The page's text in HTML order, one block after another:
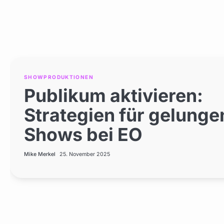
SHOWPRODUKTIONEN
Publikum aktivieren:
Strategien für
Shows bei EO
Mike Merkel 25. November 2025
SHOWPRODUKTIONEN
Licht- und
für Shows |
Outpost
Mike Merkel 25. November 2025
SHOWPRODUKTIONEN
EntertainmentOutpost:
Eventunterhaltung für
Zuschauererlebnis
Mike Merkel 25. November 2025